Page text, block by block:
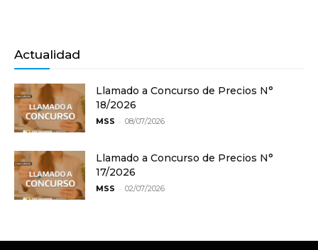
Actualidad
Llamado a Concurso de Precios N°
18/2026
MSS - 08/07/2026
Llamado a Concurso de Precios N°
17/2026
MSS - 02/07/2026